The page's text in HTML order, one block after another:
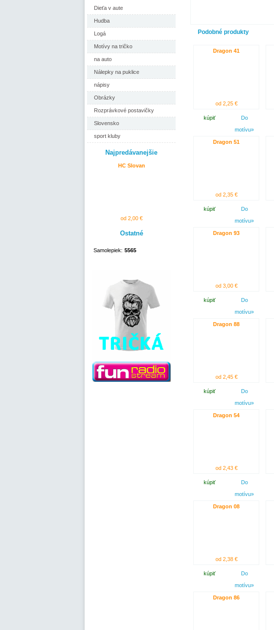
Dieťa v aute
Hudba
Logá
Motívy na tričko
na auto
Nálepky na puklice
nápisy
Obrázky
Rozprávkové postavičky
Slovensko
sport kluby
Najpredávanejšie
HC Slovan
od 2,00 €
Ostatné
Samolepiek: 5565
Podobné produkty
Dragon 41
od 2,25 €
kúpiť
Do
motívu»
Dragon 51
od 2,35 €
kúpiť
Do
motívu»
Dragon 93
od 3,00 €
kúpiť
Do
motívu»
Dragon 88
od 2,45 €
kúpiť
Do
motívu»
Dragon 54
od 2,43 €
kúpiť
Do
motívu»
Dragon 08
od 2,38 €
kúpiť
Do
motívu»
Dragon 86